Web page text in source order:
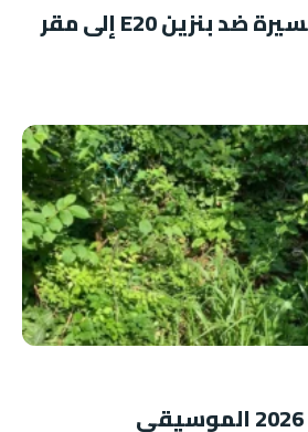
كجريوال يقود مسيرة ضد بنزين E20 إلى مقر